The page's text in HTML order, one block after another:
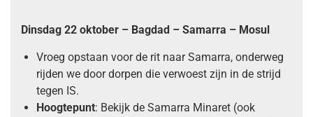
Dinsdag 22 oktober – Bagdad – Samarra – Mosul
Vroeg opstaan voor de rit naar Samarra, onderweg
rijden we door dorpen die verwoest zijn in de strijd
tegen IS.
Hoogtepunt: Bekijk de Samarra Minaret (ook